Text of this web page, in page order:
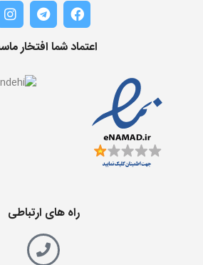
اعتماد شما افتخار
راه های ارتباطی